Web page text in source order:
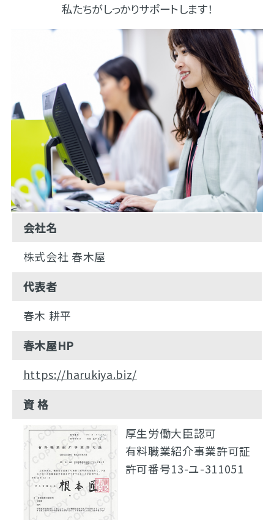
私たちがしっかりサポートします！
会社名
株式会社 春木屋
代表者
春木 耕平
春木屋HP
https://harukiya.biz/
資 格
厚生労働大臣認可
有料職業紹介事業許可証
許可番号13-ユ-311051